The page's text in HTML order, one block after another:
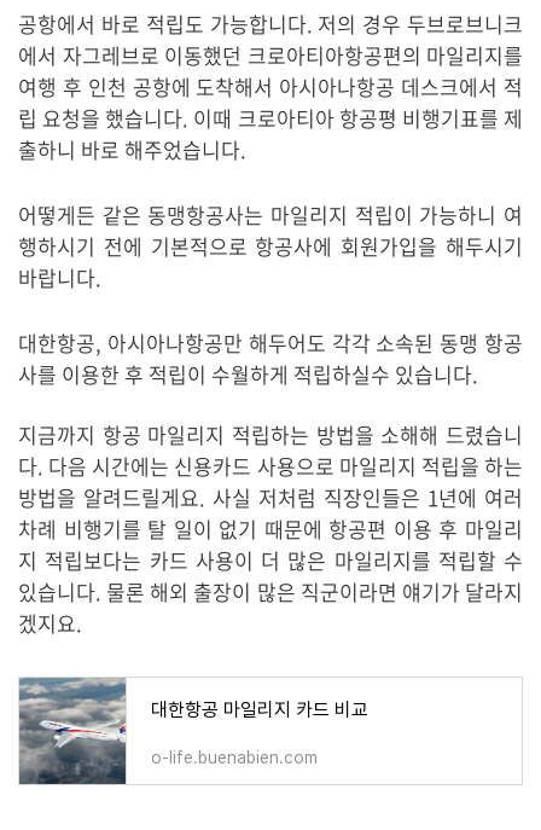
공항에서 바로 적립도 가능합니다. 저의 경우 두브로브니크
에서 자그레브로 이동했던 크로아티아항공편의 마일리지를
여행 후 인천 공항에 도착해서 아시아나항공 데스크에서 적
립 요청을 했습니다. 이때 크로아티아 항공평 비행기표를 제
출하니 바로 해주었습니다.
어떻게든 같은 동맹항공사는 마일리지 적립이 가능하니 여
행하시기 전에 기본적으로 항공사에 회원가입을 해두시기
바랍니다.
대한항공, 아시아나항공만 해두어도 각각 소속된 동맹 항공
사를 이용한 후 적립이 수월하게 적립하실수 있습니다.
지금까지 항공 마일리지 적립하는 방법을 소해해 드렸습니
다. 다음 시간에는 신용카드 사용으로 마일리지 적립을 하는
방법을 알려드릴게요. 사실 저처럼 직장인들은 1년에 여러
차례 비행기를 탈 일이 없기 때문에 항공편 이용 후 마일리
지 적립보다는 카드 사용이 더 많은 마일리지를 적립할 수
있습니다. 물론 해외 출장이 많은 직군이라면 얘기가 달라지
겠지요.
대한항공 마일리지 카드 비교
o-life.buenabien.com